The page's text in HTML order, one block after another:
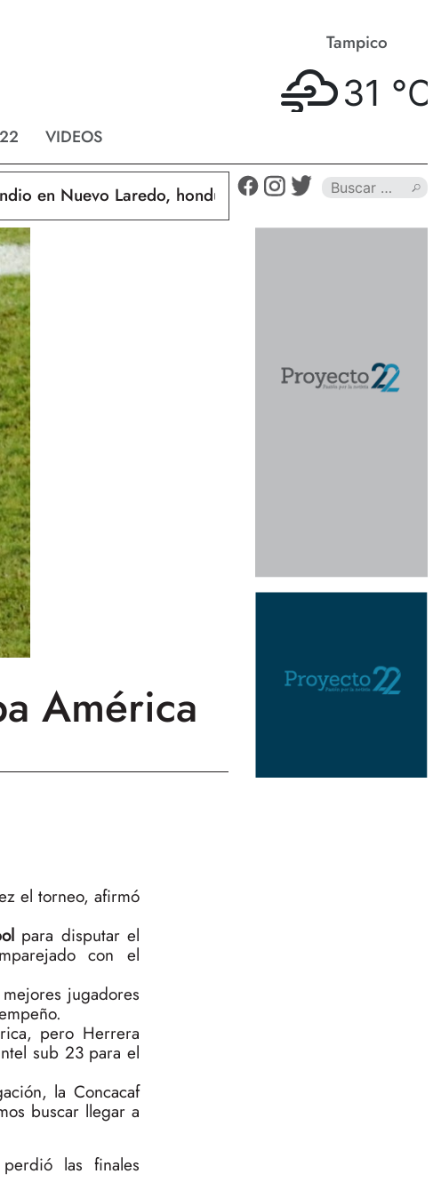
VIDEOS
Tampico
31 ° C
Nuevo Laredo, hondureño muere calcinado
América
el torneo, afirmó
para disputar el
con el
jugadores
pero Herrera
sub 23 para el
la Concacaf
buscar llegar a
las finales